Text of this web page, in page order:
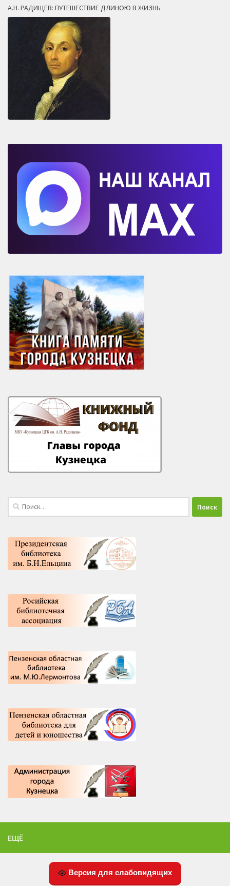
А.Н. РАДИЩЕВ: ПУТЕШЕСТВИЕ ДЛИНОЮ В ЖИЗНЬ
Найти:
ЕЩЁ
Версия для слабовидящих